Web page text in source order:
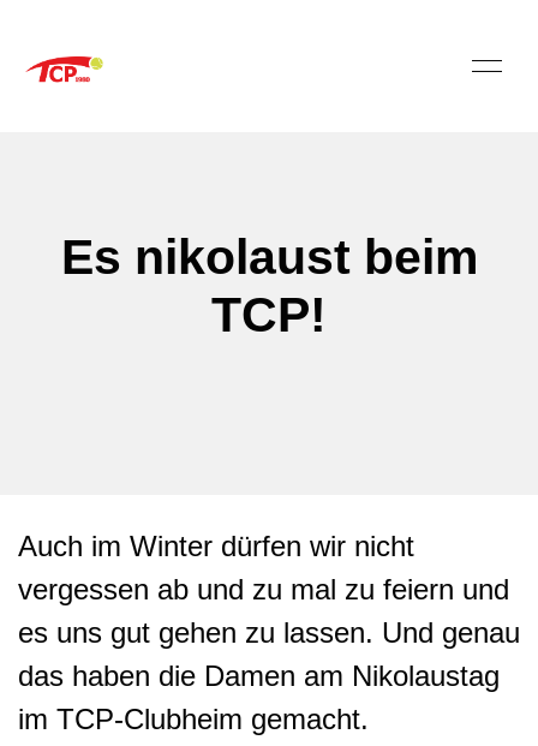
Es nikolaust beim
TCP!
Auch im Winter dürfen wir nicht
vergessen ab und zu mal zu feiern und
es uns gut gehen zu lassen. Und genau
das haben die Damen am Nikolaustag
im TCP-Clubheim gemacht.